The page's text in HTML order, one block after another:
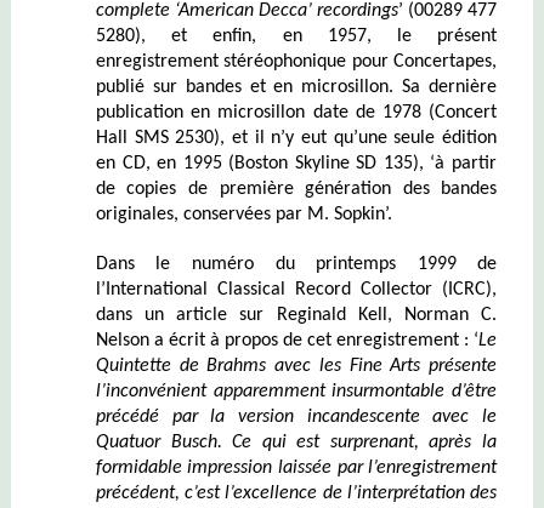
complete ‘American Decca’recordings’ (00289 477
5280), et enfin, en 1957, le présent
enregistrement stéréophonique pour Concertapes,
publié sur bandes et en microsillon. Sa dernière
publication en microsillon date de 1978 (Concert
Hall SMS 2530), et il n’y eut qu’une seule édition
en CD, en 1995 (Boston Skyline SD 135), ‘à partir
de copies de première génération des bandes
originales, conservées par M. Sopkin’.
Dans le numéro du printemps 1999 de
l’International Classical Record Collector (ICRC),
dans un article sur Reginald Kell, Norman C.
Nelson a écrit à propos de cet enregistrement : ‘Le
Quintette de Brahms avec les Fine Arts présente
l’inconvénient apparemment insurmontable d’être
précédé par la version incandescente avec le
Quatuor Busch. Ce qui est surprenant, après la
formidable impression laissée par l’enregistrement
précédent, c’est l’excellence de l’interprétation des